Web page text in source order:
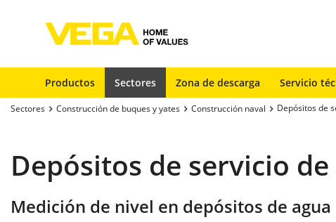
Productos Sectores Zona de descarga Servicio
Sectores Construcción de buques y yates Construcción naval Depósitos de
Depósitos de servicio
Medición de nivel en depósitos de